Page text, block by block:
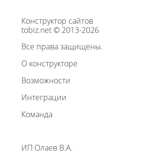
Конструктор сайтов
tobiz.net © 2013-2026
Все права защищены.
О конструкторе
Возможности
Интеграции
Команда
ИП Олаев В.А.